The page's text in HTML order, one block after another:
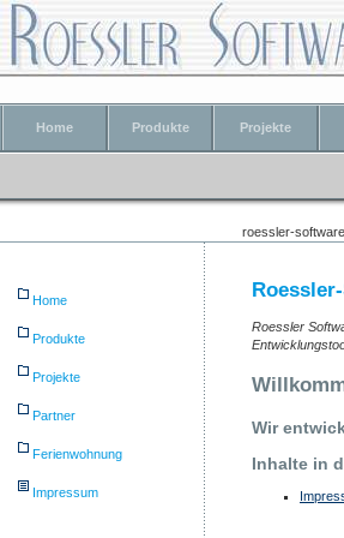
Home Produkte Projekte
roessler-
Home
Produkte
Projekte
Partner
Ferienwohnung
Impressum
Roessler
Wir
Inhalte in